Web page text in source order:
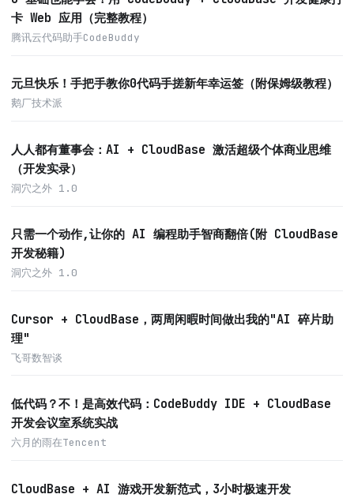
卡 Web 应用（完整教程）
腾讯云代码助手CodeBuddy
元旦快乐！手把手教你0代码手搓新年幸运签（附保姆级教程）
鹅厂技术派
人人都有董事会：AI + CloudBase 激活超级个体商业思维
（开发实录）
洞穴之外 1.0
只需一个动作,让你的 AI 编程助手智商翻倍(附 CloudBase
开发秘籍)
洞穴之外 1.0
Cursor + CloudBase，两周闲暇时间做出我的"AI 碎片助
理"
飞哥数智谈
低代码？不！是高效代码：CodeBuddy IDE + CloudBase
开发会议室系统实战
六月的雨在Tencent
CloudBase + AI 游戏开发新范式，3小时极速开发